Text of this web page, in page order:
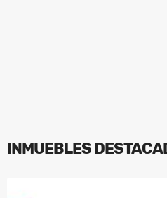
INMUEBLES